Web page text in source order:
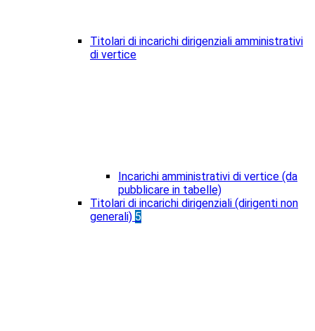
Titolari di incarichi dirigenziali amministrativi
di vertice
Incarichi amministrativi di vertice (da
pubblicare in tabelle)
Titolari di incarichi dirigenziali (dirigenti non
generali) 5